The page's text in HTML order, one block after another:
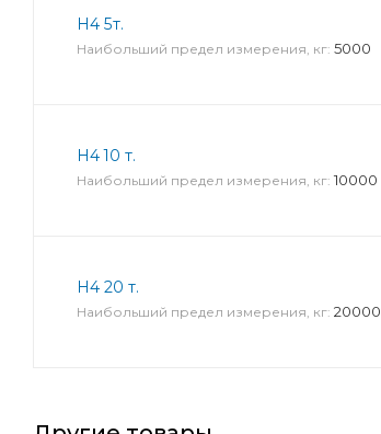
Н4 5т.
Наибольший предел измерения, кг: 5000
Н4 10 т.
Наибольший предел измерения, кг: 10000
Н4 20 т.
Наибольший предел измерения, кг: 20000